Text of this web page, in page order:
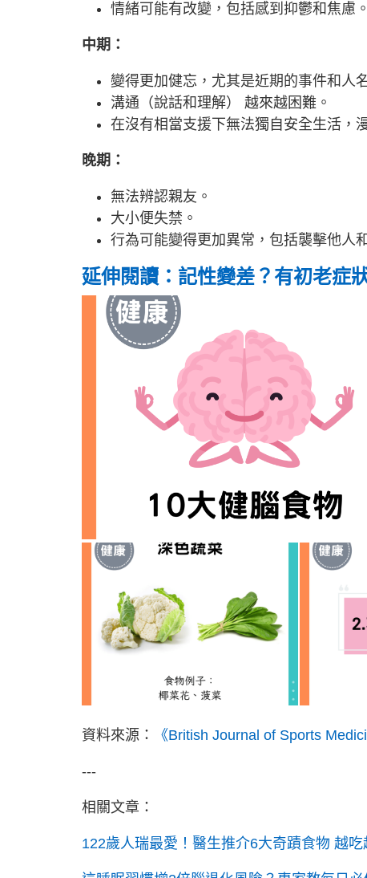
情緒可能有改變，包括感到抑鬱和焦慮。
中期：
變得更加健忘，尤其是近期的事件和人
溝通（說話和理解） 越來越困難。
在沒有相當支援下無法獨自安全生活，
晚期：
無法辨認親友。
大小便失禁。
行為可能變得更加異常，包括襲擊他人
延伸閱讀：記性變差？有初老症
資料來源： 《British Journal of Sports
---
相關文章：
122歲人瑞最愛！醫生推介6大奇蹟食物 越